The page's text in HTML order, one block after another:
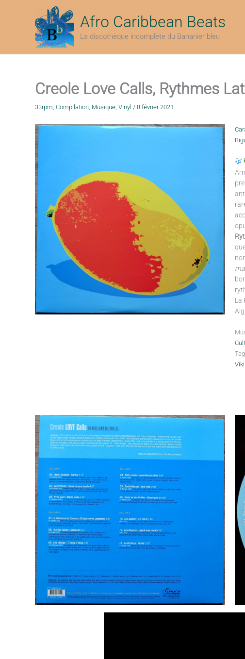
Afro Caribbean Beats
La discothèque incomplète du Bananier bleu
Creole Love Calls, Rythmes
33rpm, Compilation, Musique, Vinyl / 8 février 2021
La